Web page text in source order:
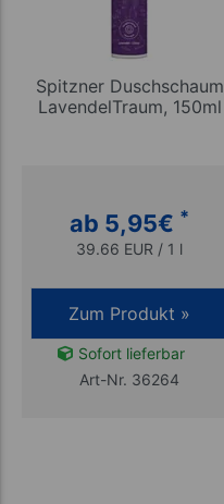
Spitzner Duschschaum
LavendelTraum, 150ml
ab 5,95€ *
39.66 EUR / 1 l
Zum Produkt »
Sofort lieferbar
Art-Nr. 36264